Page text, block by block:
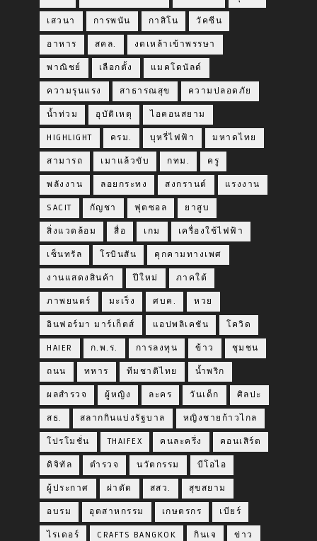
เสวนา การพนัน กาสิโน วัคซีน
อาหาร สคล. งดเหล้าเข้าพรรษา
พาณิชย์ เลือกตั้ง แมคโดนัลด์
ความรุนแรง สาธารณสุข ความปลอดภัย
น้ำท่วม อุบัติเหตุ ไอคอนสยาม
HIGHLIGHT ครม. บุหรี่ไฟฟ้า มหาดไทย
สามารถ เมาแล้วขับ กทม. ครู
พลังงาน ลอยกระทง สงกรานต์ แรงงาน
SACIT กัญชา ฟุตซอล ยาสูบ
สิ่งแวดล้อม สื่อ เกม เครื่องใช้ไฟฟ้า
เซ็นทรัล โรบินสัน คุกคามทางเพศ
งานแสดงสินค้า ปีใหม่ ภาคใต้
ภาพยนตร์ มะเร็ง ศบค. หวย
อินฟอร์มา มาร์เก็ตส์ แอปพลิเคชัน โควิด
HAIER ก.พ.ร. การลงทุน ข้าว ชุมชน
ถนน ทหาร ทีมชาติไทย น้ำพริก
ผลสำรวจ ผู้หญิง ละคร วันเด็ก ศิลปะ
สธ. สลากกินแบ่งรัฐบาล หญิงชายก้าวไกล
โปรโมชั่น THAIFEX คนละครึ่ง คอนเสิร์ต
ดิจิทัล ตำรวจ นวัตกรรม บีโอไอ
ผู้ประกาศ ผ่าตัด สสว. สุขสยาม
อบรม อุตสาหกรรม เกษตรกร เบียร์
ไรเดอร์ CRAFTS BANGKOK กินเจ ข่าว